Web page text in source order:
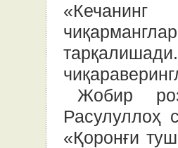
Жобир
Расулуллоҳ
«Қоронғи